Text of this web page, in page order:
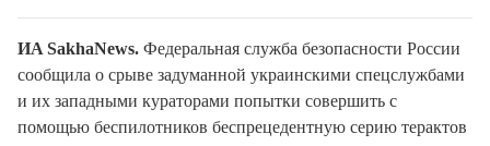
ИA SakhaNews. Федеральная служба безопасности России
сообщила о срыве задуманной украинскими спецслужбами
и их западными кураторами попытки совершить с
помощью беспилотников беспрецедентную серию терактов